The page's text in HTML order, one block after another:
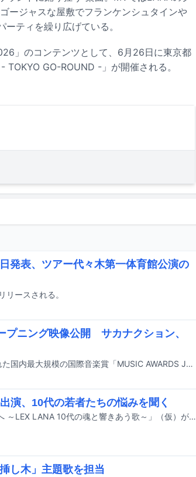
ージャスな屋敷でフランケンシュタインや
ティを繰り広げている。
」のコンテンツとして、6月26日に東京都
GO-ROUND -」が開催される。
発表、ツアー代々木第一体育館公演の
ースされる。
プニング映像公開 サカナクション、
6月13日に東京・TOYOTA ARENA TOKYOで行われた国内最大規模の国際音楽賞「MUSIC AWARDS JAPAN 2026」のグランドセレモニー（主要部門授賞式）より、オープニングショーとサカナクション「怪獣」のパフォーマンス映像が公開された。
演、10代の若者たちの悩みを聞く
LEXとLANAが出演する特集番組「居場所を探す君へ ～LEX LANA 10代の魂と響きあう歌～」（仮）が8月下旬にNHK Eテレで放送される。
し木」主題歌を担当